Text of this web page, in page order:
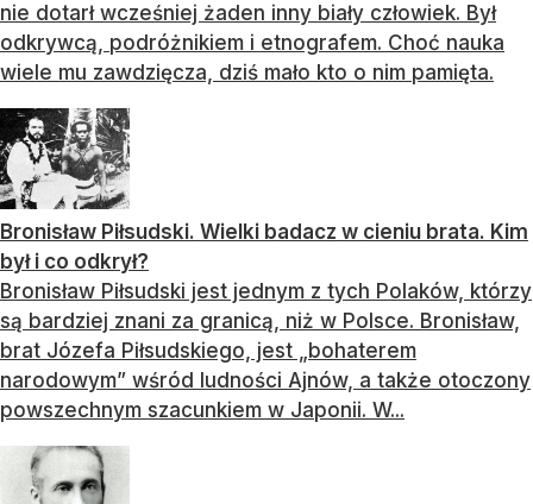
nie dotarł wcześniej żaden inny biały człowiek. Był
odkrywcą, podróżnikiem i etnografem. Choć nauka
wiele mu zawdzięcza, dziś mało kto o nim pamięta.
Bronisław Piłsudski. Wielki badacz w cieniu brata. Kim
był i co odkrył?
Bronisław Piłsudski jest jednym z tych Polaków, którzy
są bardziej znani za granicą, niż w Polsce. Bronisław,
brat Józefa Piłsudskiego, jest „bohaterem
narodowym” wśród ludności Ajnów, a także otoczony
powszechnym szacunkiem w Japonii. W...